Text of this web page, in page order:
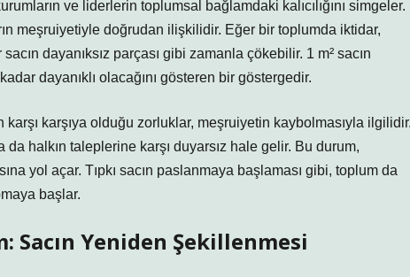
ve liderlerin toplumsal bağlamdaki kalıcılığını simgeler.
meşruiyetiyle doğrudan ilişkilidir. Eğer bir toplumda iktidar,
dayanıksız parçası gibi zamanla çökebilir. 1 m² sacın
dayanıklı olacağını gösteren bir göstergedir.
karşıya olduğu zorluklar, meşruiyetin kaybolmasıyla
halkın taleplerine karşı duyarsız hale gelir. Bu durum,
yol açar. Tıpkı sacın paslanmaya başlaması gibi, toplum da
başlar.
Sacın Yeniden Şekillenmesi